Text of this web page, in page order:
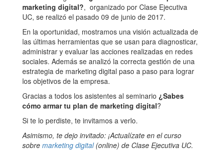
marketing digital?, organizado por Clase Ejecutiva
UC, se realizó el pasado 09 de junio de 2017.
En la oportunidad, mostramos una visión actualizada de
las últimas herramientas que se usan para diagnosticar,
administrar y evaluar las acciones realizadas en redes
sociales. Además se analizó la correcta gestión de una
estrategia de marketing digital paso a paso para lograr
los objetivos de la empresa.
Gracias a todos los asistentes al seminario ¿Sabes
cómo armar tu plan de marketing digital?
Si te lo perdiste, te invitamos a verlo.
Asimismo, te dejo invitado: ¡Actualízate en el curso
sobre marketing digital(online) de Clase Ejecutiva UC.